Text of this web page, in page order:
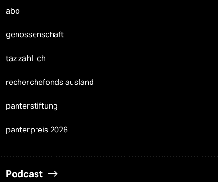
abo
genossenschaft
taz zahl ich
recherchefonds ausland
panterstiftung
panterpreis 2026
Podcast